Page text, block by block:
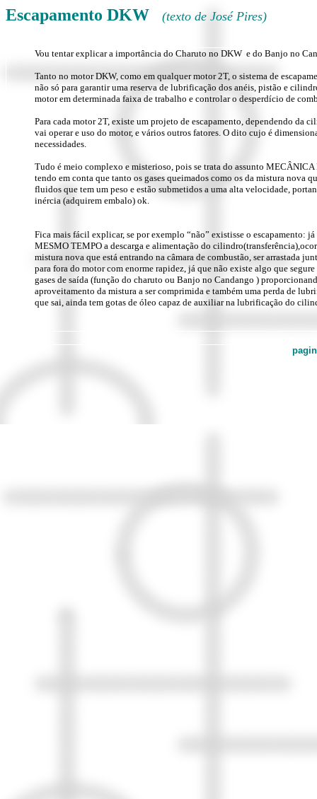
Escapamento DKW (texto de José Pires)
Vou tentar explicar a importância do Charuto no DKW  e do Banjo no
Tanto no motor DKW, como em qualquer motor 2T, o sistema de
não só para garantir uma reserva de lubrificação dos anéis, pistão e
motor em determinada faixa de trabalho e controlar o desperdício de
Para cada motor 2T, existe um projeto de escapamento, dependendo da
vai operar e uso do motor, e vários outros fatores. O dito cujo é
necessidades.
Tudo é meio complexo e misterioso, pois se trata do assunto MECÂNICA
tendo em conta que tanto os gases queimados como os da mistura nova
fluidos que tem um peso e estão submetidos a uma alta velocidade,
inércia (adquirem embalo) ok.
Fica mais fácil explicar, se por exemplo “não” existisse o escapamento:
MESMO TEMPO a descarga e alimentação do
mistura nova que está entrando na câmara de combustão, ser arrastada
para fora do motor com enorme rapidez, já que não existe algo que
gases de saída (função do charuto ou Banjo no Candango )
aproveitamento da mistura a ser comprimida e também uma perda de
que sai, ainda tem gotas de óleo capaz de auxiliar na lubrificação do